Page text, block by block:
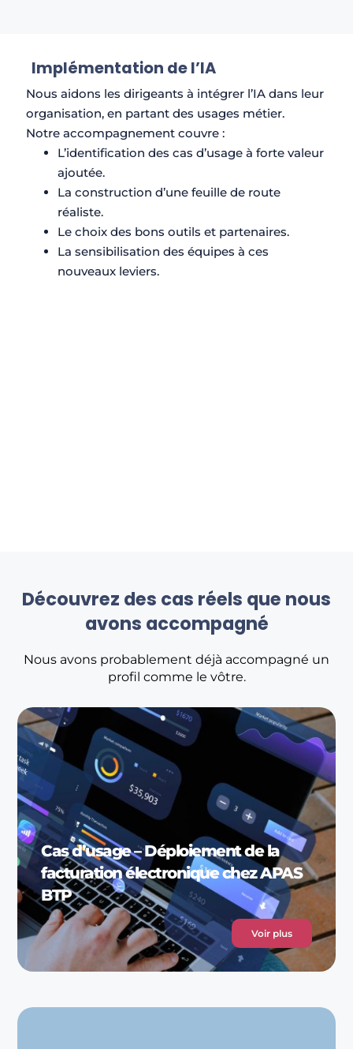
Implémentation de l’IA​
Nous aidons les dirigeants à intégrer l’IA dans leur
organisation, en partant des usages métier.
Notre accompagnement couvre :
L’identification des cas d’usage à forte valeur
ajoutée.
La construction d’une feuille de route
réaliste.
Le choix des bons outils et partenaires.
La sensibilisation des équipes à ces
nouveaux leviers.
Découvrez des cas réels que nous
avons accompagné
Nous avons probablement déjà accompagné un
profil comme le vôtre.
Cas d’usage – Déploiement de la
facturation électronique chez APAS
BTP
Voir plus